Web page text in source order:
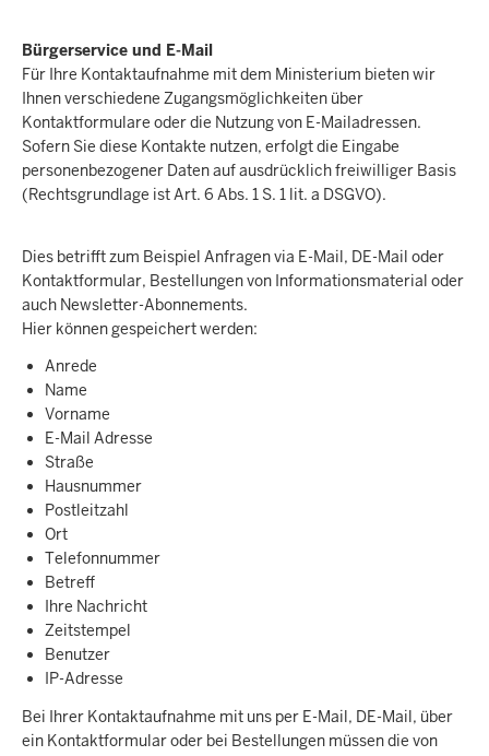
Bürgerservice und E-Mail
Für Ihre Kontaktaufnahme mit dem Ministerium bieten wir
Ihnen verschiedene Zugangsmöglichkeiten über
Kontaktformulare oder die Nutzung von E-Mailadressen.
Sofern Sie diese Kontakte nutzen, erfolgt die Eingabe
personenbezogener Daten auf ausdrücklich freiwilliger Basis
(Rechtsgrundlage ist Art. 6 Abs. 1 S. 1 lit. a DSGVO).
Dies betrifft zum Beispiel Anfragen via E-Mail, DE-Mail oder
Kontaktformular, Bestellungen von Informationsmaterial oder
auch Newsletter-Abonnements.
Hier können gespeichert werden:
Anrede
Name
Vorname
E-Mail Adresse
Straße
Hausnummer
Postleitzahl
Ort
Telefonnummer
Betreff
Ihre Nachricht
Zeitstempel
Benutzer
IP-Adresse
Bei Ihrer Kontaktaufnahme mit uns per E-Mail, DE-Mail, über
ein Kontaktformular oder bei Bestellungen müssen die von